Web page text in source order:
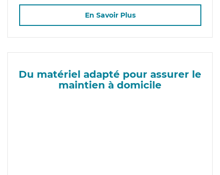
En Savoir Plus
Du matériel adapté pour assurer le
maintien à domicile